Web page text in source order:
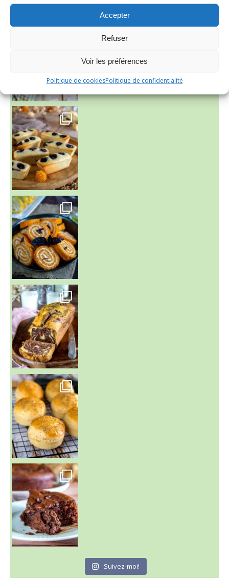
Accepter
Refuser
Voir les préférences
Politique de cookiesPolitique de confidentialité
~ SALADE DE PÂTES AUX DEUX TOMATES THON ET BURRA
~ FINANCIERS MYRTILLES ET CITRON ~
Aujourd'hu
~ BUNS MAISON ~
Un peu de boulange par ici au
~ GÂTEAU FONDANT CHOCO NOISETTE ~
C'est lundi
Suivez-moi!